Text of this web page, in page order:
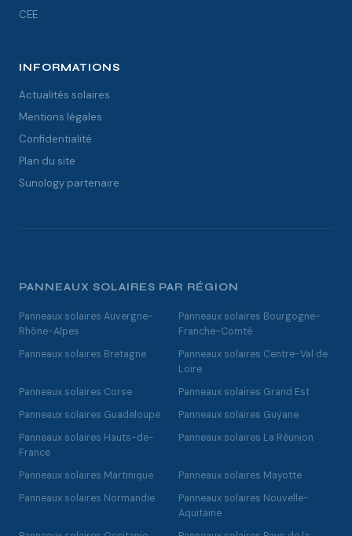
CEE
INFORMATIONS
Actualités solaires
Mentions légales
Confidentialité
Plan du site
Sunology partenaire
PANNEAUX SOLAIRES PAR RÉGION
Panneaux solaires Auvergne-
Rhône-Alpes
Panneaux solaires Bourgogne-
Franche-Comté
Panneaux solaires Bretagne
Panneaux solaires Centre-Val de
Loire
Panneaux solaires Corse
Panneaux solaires Grand Est
Panneaux solaires Guadeloupe
Panneaux solaires Guyane
Panneaux solaires Hauts-de-
France
Panneaux solaires La Réunion
Panneaux solaires Martinique
Panneaux solaires Mayotte
Panneaux solaires Normandie
Panneaux solaires Nouvelle-
Aquitaine